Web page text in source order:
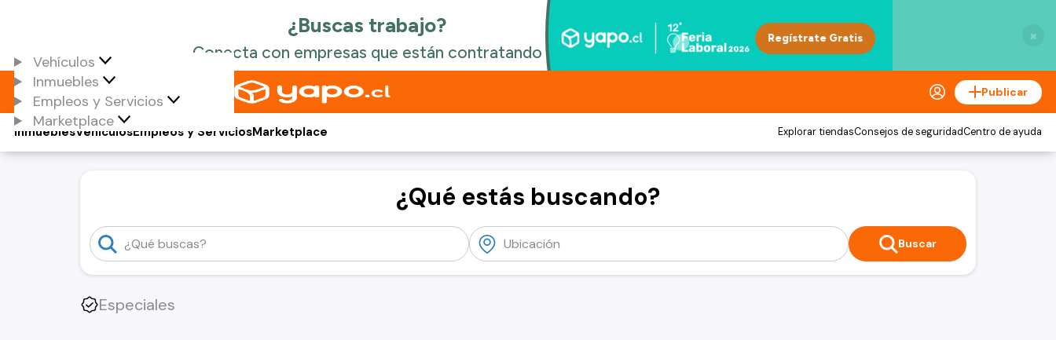
×
Vehículos
Inmuebles
Empleos y Servicios
Marketplace
Publicar
Vehículos
Inmuebles Empleos y ServiciosMarketplace Explorar tiendasConsejos de seguridadCentro de ayuda
¿Qué estás buscando?
Buscar
Especiales